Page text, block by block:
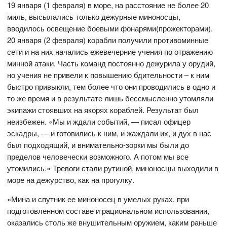
19 января (1 февраля) в море, на расстояние не более 20
миль, высылались только дежурные миноносцы,
вводилось освещение боевыми фонарями(прожекторами).
20 января (2 февраля) корабли получили противоминные
сети и на них начались ежевечерние учения по отражению
минной атаки. Часть команд постоянно дежурила у орудий,
но учения не привели к повышению бдительности – к ним
быстро привыкли, тем более что они проводились в одно и
то же время и в результате лишь бессмысленно утомляли
экипажи стоявших на якорях кораблей. Результат был
неизбежен. «Мы и ждали событий, — писал офицер
эскадры, — и готовились к ним, и жаждали их, и дух в нас
был подходящий, и внимательно-зорки мы были до
пределов человечески возможного. А потом мы все
утомились.» Тревоги стали рутиной, миноносцы выходили в
море на дежурство, как на прогулку.
«Мина и спутник ее миноносец в умелых руках, при
подготовленном составе и рациональном использовании,
оказались столь же внушительным оружием, каким раньше